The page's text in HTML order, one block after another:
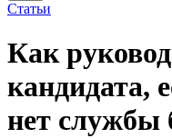
Статьи
Как
кандидата,
нет службы